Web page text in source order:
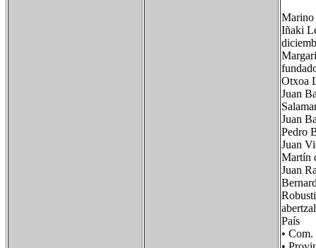
Marino
Iñaki
Otxoa
Juan
Juan
Pedro
Juan
Martín
Juan
País
•